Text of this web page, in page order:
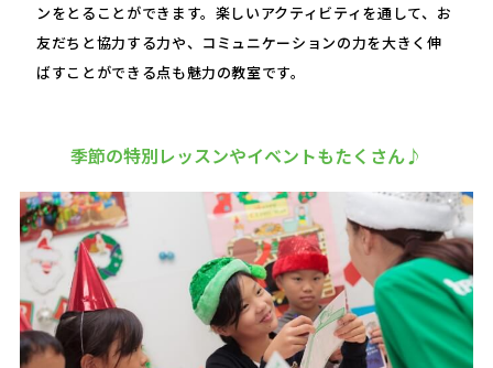
ンをとることができます。楽しいアクティビティを通して、お
友だちと協力する力や、コミュニケーションの力を大きく伸
ばすことができる点も魅力の教室です。
季節の特別レッスンやイベントもたくさん♪